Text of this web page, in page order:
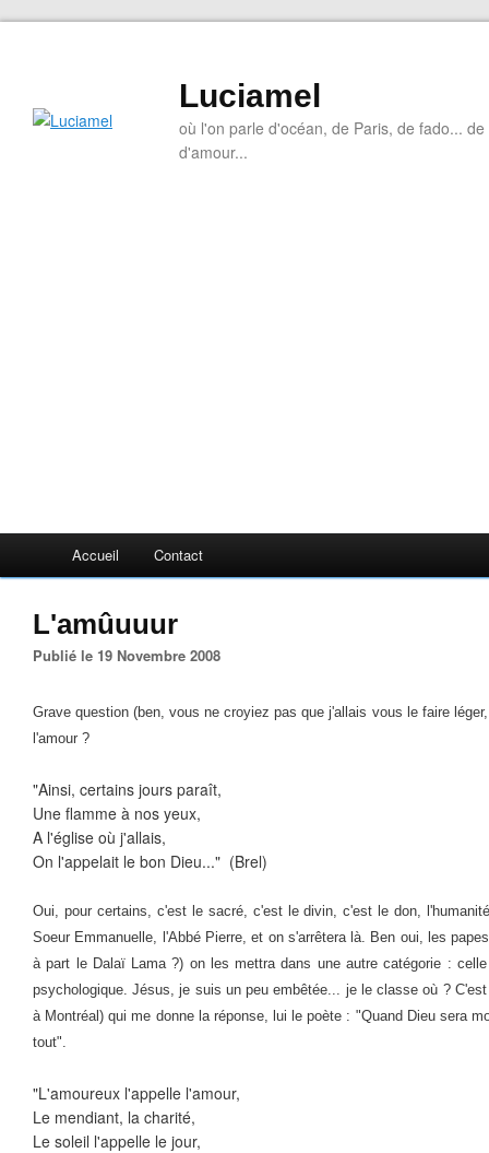
Luciamel
où l'on parle d'océan, de Paris, de fado...
d'amour...
Accueil Contact
L'amûuuur
Publié le 19 Novembre 2008
Grave question (ben, vous ne croyiez pas que j'allais vous le faire
l'amour ?
"Ainsi, certains jours paraît,
Une flamme à nos yeux,
A l'église où j'allais,
On l'appelait le bon Dieu..." (Brel)
Oui, pour certains, c'est le sacré, c'est le divin, c'est le don,
Soeur Emmanuelle, l'Abbé Pierre, et on s'arrêtera là. Ben oui, les
à part le Dalaï Lama ?) on les mettra dans une autre catégorie :
psychologique. Jésus, je suis un peu embêtée... je le classe où ?
à Montréal) qui me donne la réponse, lui le poète : "Quand Dieu sera
tout".
"L'amoureux l'appelle l'amour,
Le mendiant, la charité,
Le soleil l'appelle le jour,